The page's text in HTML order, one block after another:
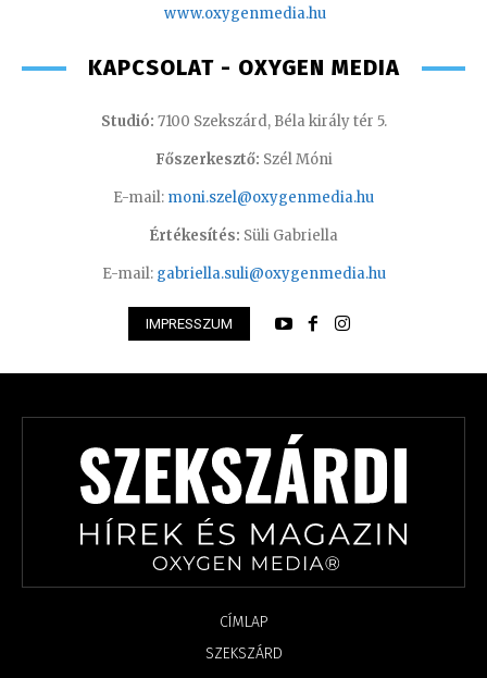
www.oxygenmedia.hu
KAPCSOLAT - OXYGEN MEDIA
Studió: 7100 Szekszárd, Béla király tér 5.
Főszerkesztő: Szél Móni
E-mail: moni.szel@oxygenmedia.hu
Értékesítés: Süli Gabriella
E-mail: gabriella.suli@oxygenmedia.hu
IMPRESSZUM
CÍMLAP
SZEKSZÁRD